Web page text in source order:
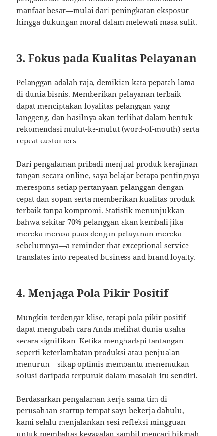
manfaat besar—mulai dari peningkatan eksposur
hingga dukungan moral dalam melewati masa sulit.
3. Fokus pada Kualitas Pelayanan
Pelanggan adalah raja, demikian kata pepatah lama
di dunia bisnis. Memberikan pelayanan terbaik
dapat menciptakan loyalitas pelanggan yang
langgeng, dan hasilnya akan terlihat dalam bentuk
rekomendasi mulut-ke-mulut (word-of-mouth) serta
repeat customers.
Dari pengalaman pribadi menjual produk kerajinan
tangan secara online, saya belajar betapa pentingnya
merespons setiap pertanyaan pelanggan dengan
cepat dan sopan serta memberikan kualitas produk
terbaik tanpa kompromi. Statistik menunjukkan
bahwa sekitar 70% pelanggan akan kembali jika
mereka merasa puas dengan pelayanan mereka
sebelumnya—a reminder that exceptional service
translates into repeated business and brand loyalty.
4. Menjaga Pola Pikir Positif
Mungkin terdengar klise, tetapi pola pikir positif
dapat mengubah cara Anda melihat dunia usaha
secara signifikan. Ketika menghadapi tantangan—
seperti keterlambatan produksi atau penjualan
menurun—sikap optimis membantu menemukan
solusi daripada terpuruk dalam masalah itu sendiri.
Berdasarkan pengalaman kerja sama tim di
perusahaan startup tempat saya bekerja dahulu,
kami selalu menjalankan sesi refleksi mingguan
untuk membahas kegagalan sambil mencari hikmah